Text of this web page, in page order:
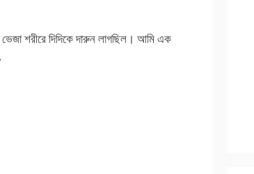
শরীরে দিদিকে দারুন লাগছিল। আমি এক